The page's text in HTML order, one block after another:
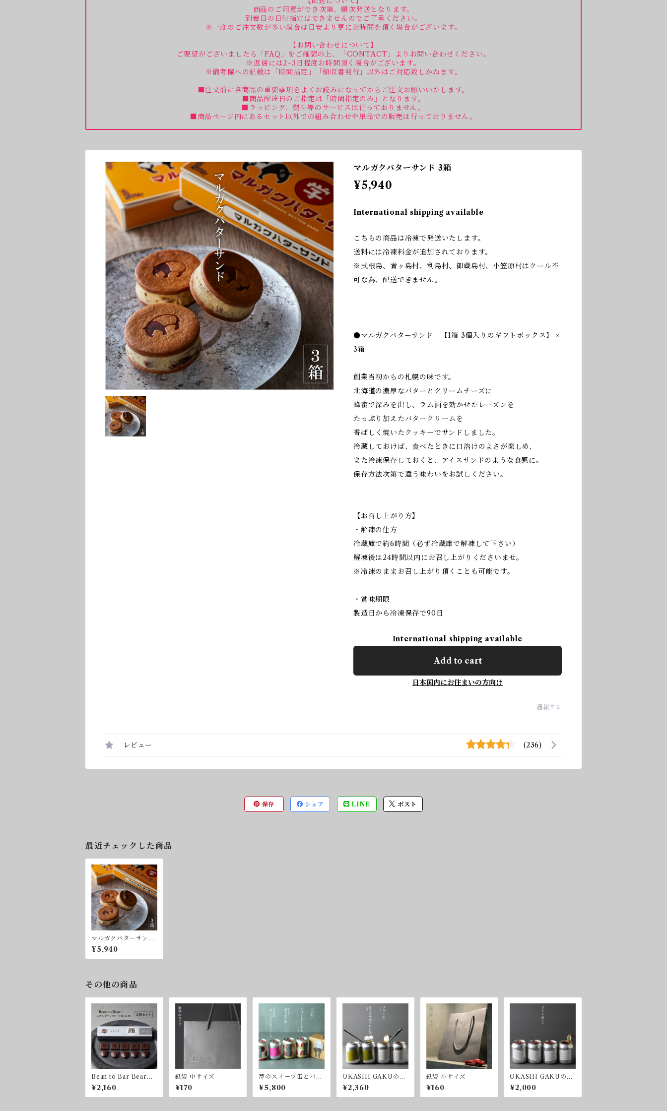
商品のご用意ができ次第、順次発送となります。
到着日の日付指定はできませんのでご了承ください。
※一度のご注文数が多い場合は目安より更にお時間を頂く場合がございます。
【お問い合わせについて】
ご要望がございましたら「FAQ」をご確認の上、「CONTACT」よりお問い合わせください。
※返信には2~3日程度お時間頂く場合がございます。
※備考欄への記載は「時間指定」「領収書発行」以外はご対応致しかねます。
■注文前に各商品の重要事項をよくお読みになってからご注文お願いいたします。
■商品配達日のご指定は「時間指定のみ」となります。
■ラッピング、熨斗等のサービスは行っておりません。
■商品ページ内にあるセット以外での組み合わせや単品での販売は行っておりません。
マルガクバターサンド 3箱
¥5,940
International shipping available
こちらの商品は冷凍で発送いたします。
送料には冷凍料金が追加されております。
※式根島、青ヶ島村、利島村、御蔵島村、小笠原村はクール不
可な為、配送できません。
●マルガクバターサンド 【1箱 3個入りのギフトボックス】 ×
3箱
創業当初からの札幌の味です。
北海道の濃厚なバターとクリームチーズに
蜂蜜で深みを出し、ラム酒を効かせたレーズンを
たっぷり加えたバタークリームを
香ばしく焼いたクッキーでサンドしました。
冷蔵しておけば、食べたときに口溶けのよさが楽しめ、
また冷凍保存しておくと、アイスサンドのような食感に。
保存方法次第で違う味わいをお試しください。
【お召し上がり方】
・解凍の仕方
冷蔵庫で約6時間（必ず冷蔵庫で解凍して下さい）
解凍後は24時間以内にお召し上がりくださいませ。
※冷凍のままお召し上がり頂くことも可能です。
・賞味期限
製造日から冷凍保存で90日
International shipping available
Add to cart
日本国内にお住まいの方向け
通報する
レビュー (236)
保存 シェア LINE ポスト
最近チェックした商品
マルガクバターサンド
3箱
¥5,940
その他の商品
Bean to Bar Bear〜
おかし学チョコレート
73.1%〜 2箱セット
¥2,160
紙袋 中サイズ
¥170
苺のスイーツ缶とバク
ちー1箱セット(苺set1)
¥5,800
OKASHI GAKUのプ
リン缶2種 4缶セット
(P4set)
¥2,360
紙袋 小サイズ
¥160
OKASHI GAKUのプ
リン缶 4缶
¥2,000